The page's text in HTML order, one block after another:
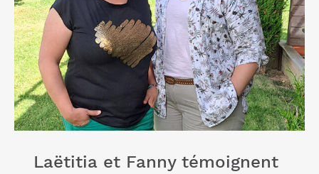
Laëtitia et Fanny témoignent